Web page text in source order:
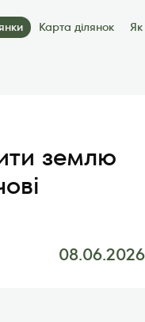
Карта ділянок
землю
08.06.2026